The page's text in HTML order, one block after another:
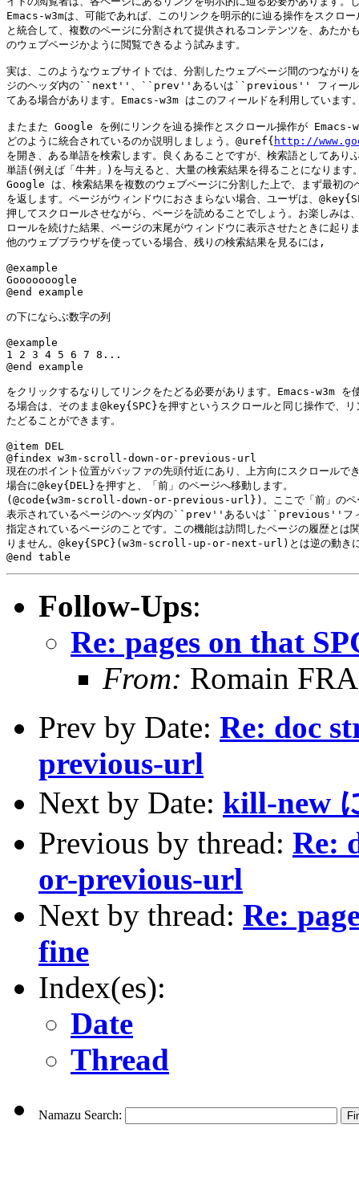
Emacs-w3mは、可能であれば、このリンクを明示的に辿る操作をスクロー
と統合して、複数のページに分割されて提供されるコンテンツを、あたか
のウェブページかように閲覧できるよう試みます。
実は、このようなウェブサイトでは、分割したウェブページ間のつながり
ジのヘッダ内の``next''、``prev''あるいは``previous'' フィール
てある場合があります。Emacs-w3m はこのフィールドを利用しています
またまた Google を例にリンクを辿る操作とスクロール操作が Emacs-
どのように統合されているのか説明しましょう。@uref{ http://
を開き、ある単語を検索します。良くあることですが、検索語としてあり
単語(例えば「牛丼」)を与えると、大量の検索結果を得ることになります
Google は、検索結果を複数のウェブページに分割した上で、まず最初の
を返します。ページがウィンドウにおさまらない場合、ユーザは、
押してスクロールさせながら、ページを読めることでしょう。お楽しみは
ロールを続けた結果、ページの末尾がウィンドウに表示させたときに起り
他のウェブブラウザを使っている場合、残りの検索結果を見るには,
@example
Gooooooogle
@end example
の下にならぶ数字の列
@example
1 2 3 4 5 6 7 8...
@end example
をクリックするなりしてリンクをたどる必要があります。Emacs-w3m を
る場合は、そのまま@key{SPC}を押すというスクロールと同じ操作で、リ
たどることができます。
@item DEL
@findex w3m-scroll-down-or-previous-url
現在のポイント位置がバッファの先頭付近にあり、上方向にスクロールで
場合に@key{DEL}を押すと、「前」のページへ移動します。
(@code{w3m-scroll-down-or-previous-url})。ここで「前」のペ
表示されているページのヘッダ内の``prev''あるいは``previous''フ
指定されているページのことです。この機能は訪問したページの履歴とは
りません。@key{SPC}(w3m-scroll-up-or-next-url)とは逆の動きに
Follow-Ups:
Re: pages on that
From: Romain
Prev by Date: Re: doc
previous-url
Next by Date: kill-new
Previous by thread: Re:
or-previous-url
Next by thread: Re:
fine
Index(es):
Date
Thread
Namazu Search: